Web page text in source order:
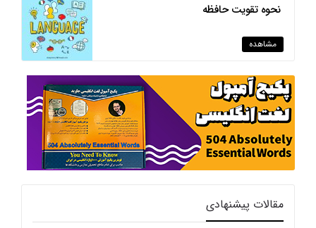
نحوه تقویت حافظه
مشاهده
مقالات پیشنهادی